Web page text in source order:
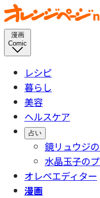
漫画
Comic
レシピ
暮らし
美容
ヘルスケア
占い
鏡リュウジ
水晶玉子の
オレペエディター
漫画